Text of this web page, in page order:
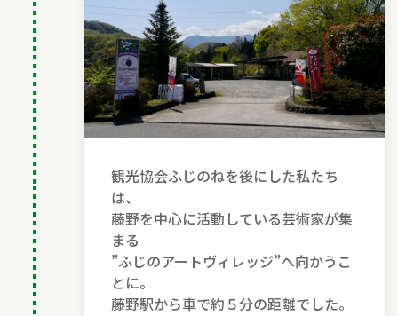
観光協会ふじのねを後にした私たち
は、
藤野を中心に活動している芸術家が集
まる
”ふじのアートヴィレッジ”へ向かうこ
とに。
藤野駅から車で約５分の距離でした。